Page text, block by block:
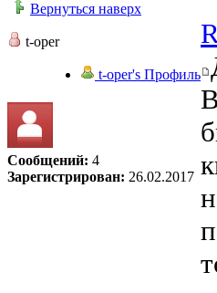
Вернуться наверх
t-oper
t-oper's Профиль
Сообщений: 4
Зарегистрирован: 26.02.2017